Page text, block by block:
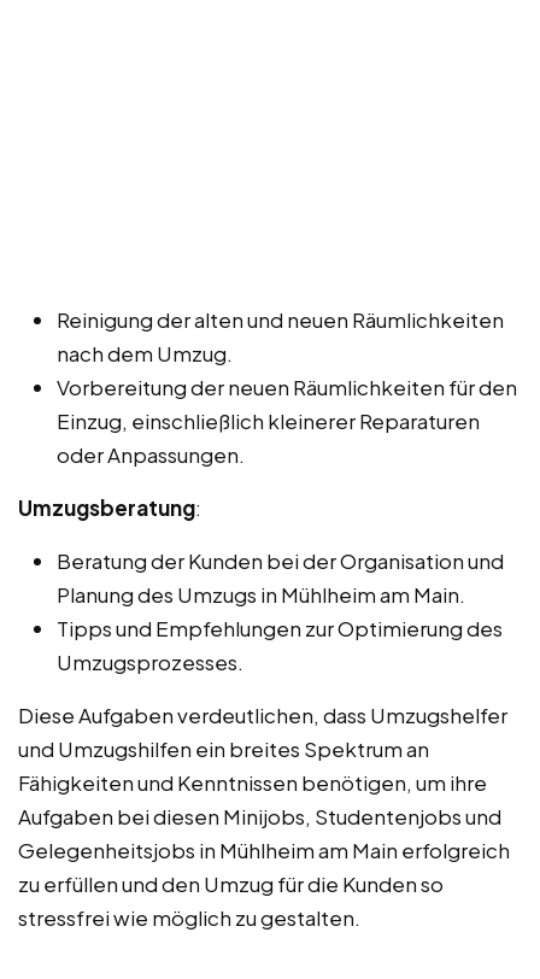
Reinigung der alten und neuen Räumlichkeiten
nach dem Umzug.
Vorbereitung der neuen Räumlichkeiten für den
Einzug, einschließlich kleinerer Reparaturen
oder Anpassungen.
Umzugsberatung:
Beratung der Kunden bei der Organisation und
Planung des Umzugs in Mühlheim am Main.
Tipps und Empfehlungen zur Optimierung des
Umzugsprozesses.
Diese Aufgaben verdeutlichen, dass Umzugshelfer
und Umzugshilfen ein breites Spektrum an
Fähigkeiten und Kenntnissen benötigen, um ihre
Aufgaben bei diesen Minijobs, Studentenjobs und
Gelegenheitsjobs in Mühlheim am Main erfolgreich
zu erfüllen und den Umzug für die Kunden so
stressfrei wie möglich zu gestalten.